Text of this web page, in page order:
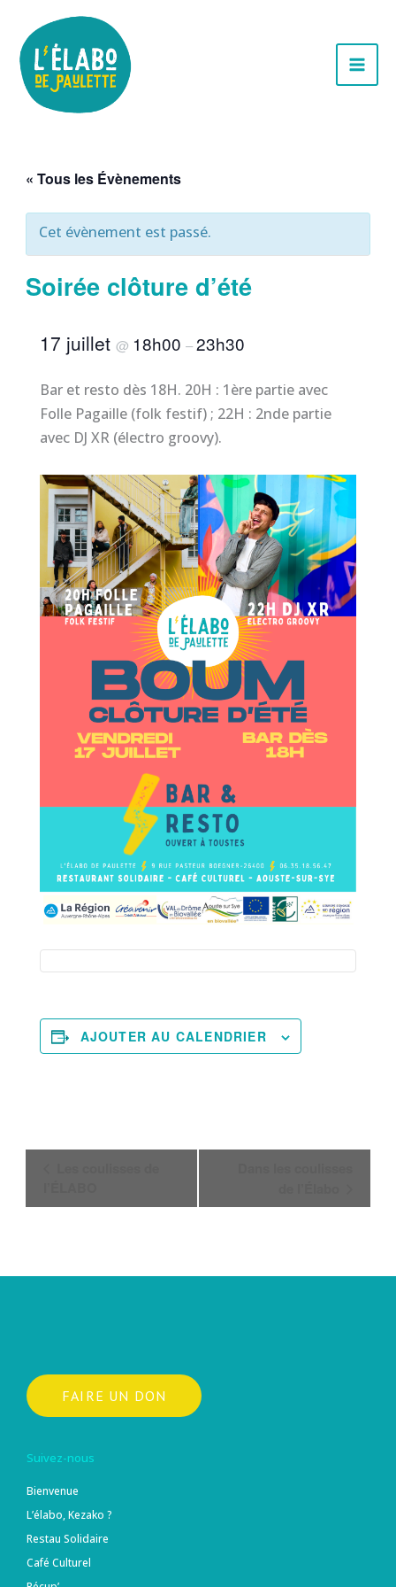
contenu
« Tous les Évènements
Cet évènement est passé.
Soirée clôture d’été
17 juillet @ 18h00 –23h30
Bar et resto dès 18H. 20H : 1ère partie avec
Folle Pagaille (folk festif) ; 22H : 2nde partie
avec DJ XR (électro groovy).
AJOUTER AU CALENDRIER
FAIRE UN DON
Suivez-nous
Bienvenue
L’élabo, Kezako ?
Restau Solidaire
Café Culturel